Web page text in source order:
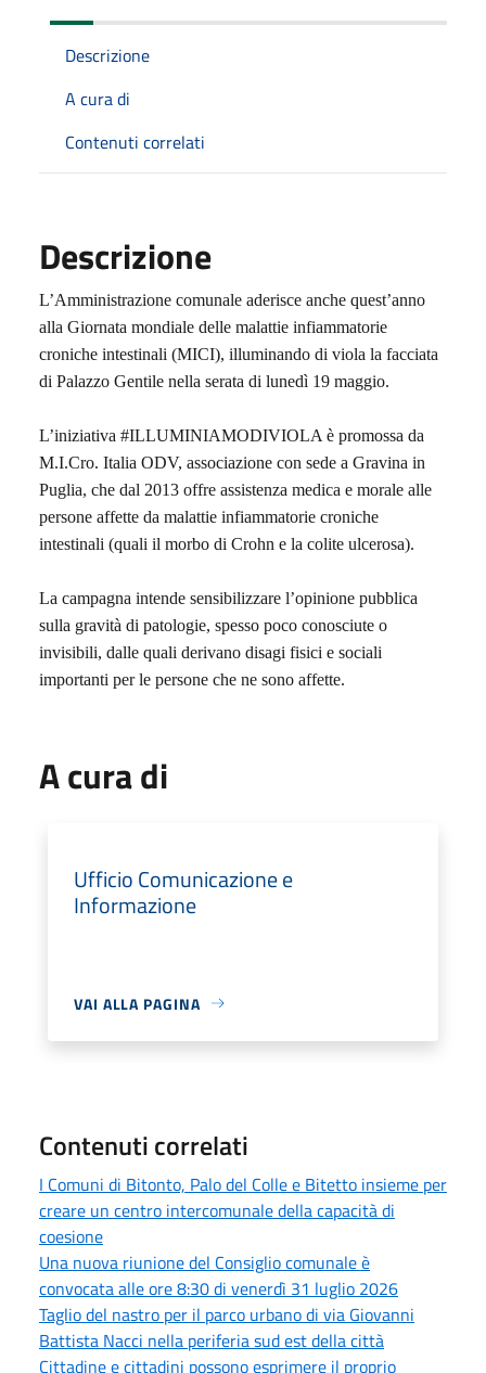
Descrizione
A cura di
Contenuti correlati
Descrizione
L’Amministrazione comunale aderisce anche quest’anno
alla Giornata mondiale delle malattie infiammatorie
croniche intestinali (MICI), illuminando di viola la facciata
di Palazzo Gentile nella serata di lunedì 19 maggio.
L’iniziativa #ILLUMINIAMODIVIOLA è promossa da
M.I.Cro. Italia ODV, associazione con sede a Gravina in
Puglia, che dal 2013 offre assistenza medica e morale alle
persone affette da malattie infiammatorie croniche
intestinali (quali il morbo di Crohn e la colite ulcerosa).
La campagna intende sensibilizzare l’opinione pubblica
sulla gravità di patologie, spesso poco conosciute o
invisibili, dalle quali derivano disagi fisici e sociali
importanti per le persone che ne sono affette.
A cura di
Ufficio Comunicazione e
Informazione
VAI ALLA PAGINA
Contenuti correlati
I Comuni di Bitonto, Palo del Colle e Bitetto insieme per
creare un centro intercomunale della capacità di
coesione
Una nuova riunione del Consiglio comunale è
convocata alle ore 8:30 di venerdì 31 luglio 2026
Taglio del nastro per il parco urbano di via Giovanni
Battista Nacci nella periferia sud est della città
Cittadine e cittadini possono esprimere il proprio